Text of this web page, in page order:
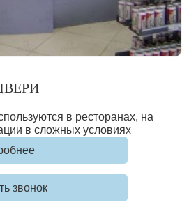
в ресторанах, на
в сложных условиях
звонок